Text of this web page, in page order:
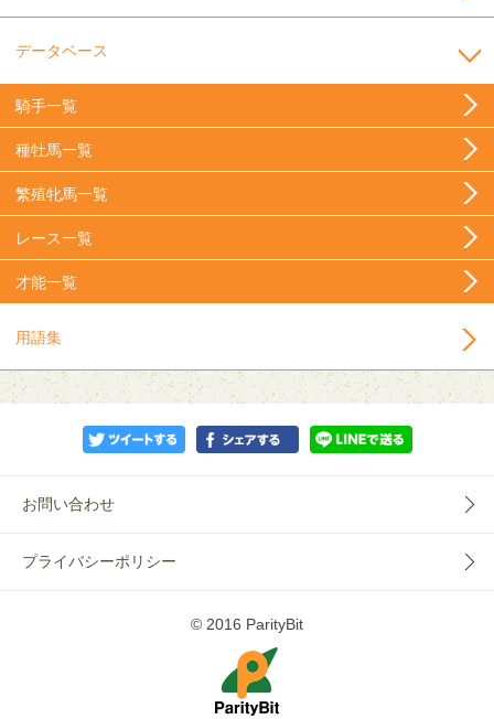
データベース
騎手一覧
種牡馬一覧
繁殖牝馬一覧
レース一覧
才能一覧
用語集
お問い合わせ
プライバシーポリシー
© 2016 ParityBit